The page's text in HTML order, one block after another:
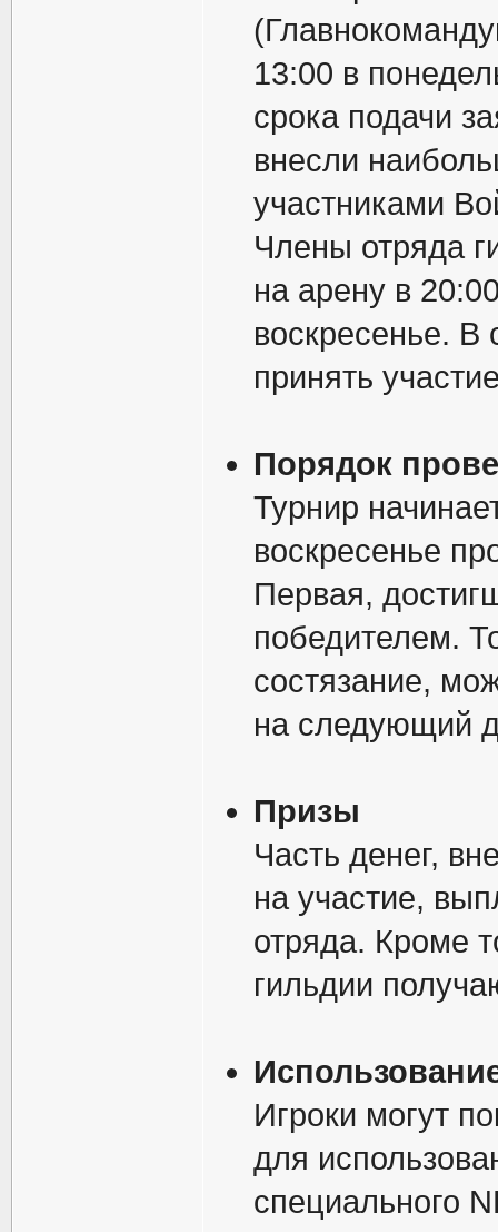
13:00 в
срока подачи
внесли
участниками
Члены отряда
на арену в
воскресенье.
принять
Порядок
Турнир
воскресенье
Первая,
победителем.
состязание,
на следующий
Призы
Часть денег,
на участие,
отряда. Кроме
гильдии
Игроки могут
для
специального